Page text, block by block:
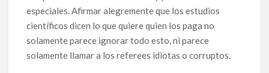
especiales. Afirmar alegremente que los estudios
científicos dicen lo que quiere quien los paga no
solamente parece ignorar todo esto, ni parece
solamente llamar a los referees idiotas o corruptos.